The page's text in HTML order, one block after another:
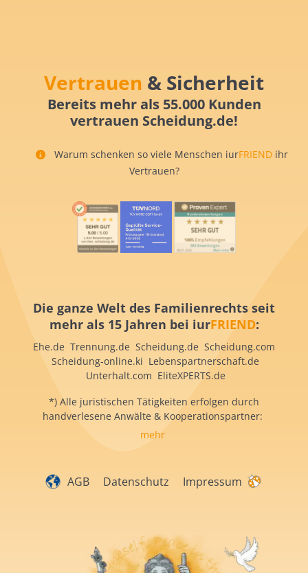
Vertrauen & Sicherheit
Bereits mehr als 55.000 Kunden
vertrauen Scheidung.de!
Warum schenken so viele Menschen iurFRIEND ihr
Vertrauen?
Die ganze Welt des Familienrechts seit
mehr als 15 Jahren bei iurFRIEND:
Ehe.de Trennung.de Scheidung.de Scheidung.com
Scheidung-online.ki Lebenspartnerschaft.de
Unterhalt.com EliteXPERTS.de
*) Alle juristischen Tätigkeiten erfolgen durch
handverlesene Anwälte & Kooperationspartner:
mehr
AGB Datenschutz Impressum